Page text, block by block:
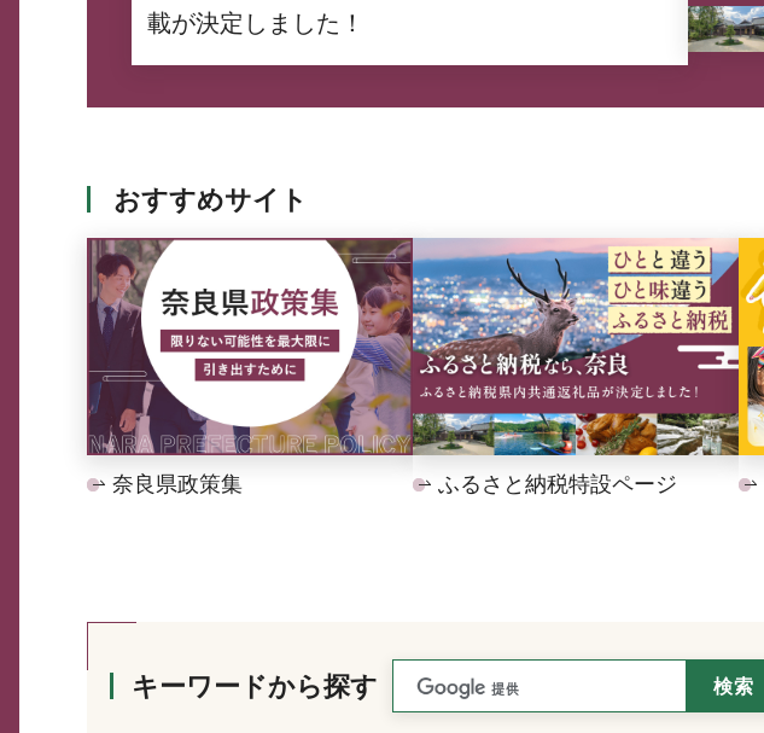
載が決定しました！
おすすめサイト
奈良県政策集 ふるさと納税特設ページ
キーワードから探す